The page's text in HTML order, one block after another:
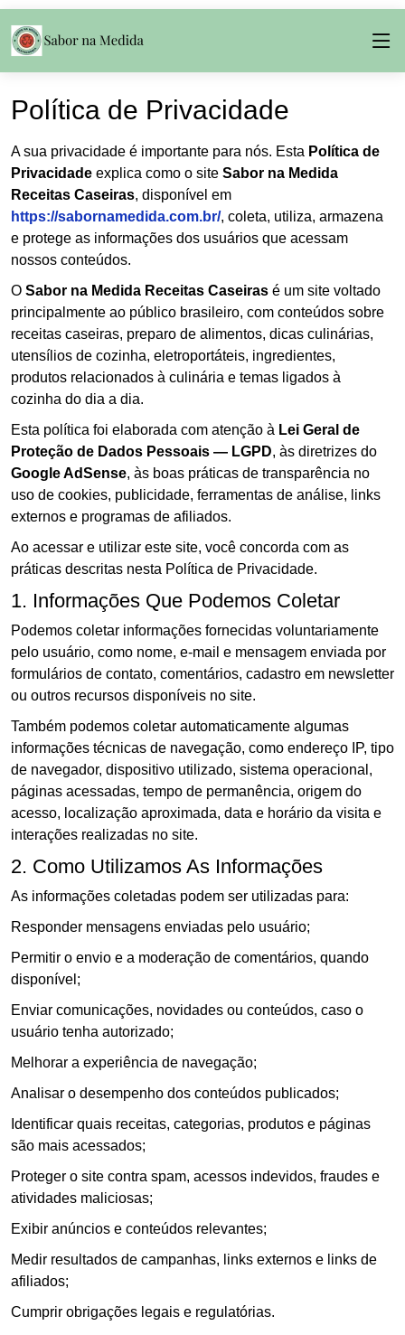
Política de Privacidade
A sua privacidade é importante para nós. Esta Política de
Privacidade explica como o site Sabor na Medida
Receitas Caseiras, disponível em
https://sabornamedida.com.br/, coleta, utiliza, armazena
e protege as informações dos usuários que acessam
nossos conteúdos.
O Sabor na Medida Receitas Caseiras é um site voltado
principalmente ao público brasileiro, com conteúdos sobre
receitas caseiras, preparo de alimentos, dicas culinárias,
utensílios de cozinha, eletroportáteis, ingredientes,
produtos relacionados à culinária e temas ligados à
cozinha do dia a dia.
Esta política foi elaborada com atenção à Lei Geral de
Proteção de Dados Pessoais — LGPD, às diretrizes do
Google AdSense, às boas práticas de transparência no
uso de cookies, publicidade, ferramentas de análise, links
externos e programas de afiliados.
Ao acessar e utilizar este site, você concorda com as
práticas descritas nesta Política de Privacidade.
1. Informações Que Podemos Coletar
Podemos coletar informações fornecidas voluntariamente
pelo usuário, como nome, e-mail e mensagem enviada por
formulários de contato, comentários, cadastro em newsletter
ou outros recursos disponíveis no site.
Também podemos coletar automaticamente algumas
informações técnicas de navegação, como endereço IP, tipo
de navegador, dispositivo utilizado, sistema operacional,
páginas acessadas, tempo de permanência, origem do
acesso, localização aproximada, data e horário da visita e
interações realizadas no site.
2. Como Utilizamos As Informações
As informações coletadas podem ser utilizadas para:
Responder mensagens enviadas pelo usuário;
Permitir o envio e a moderação de comentários, quando
disponível;
Enviar comunicações, novidades ou conteúdos, caso o
usuário tenha autorizado;
Melhorar a experiência de navegação;
Analisar o desempenho dos conteúdos publicados;
Identificar quais receitas, categorias, produtos e páginas
são mais acessados;
Proteger o site contra spam, acessos indevidos, fraudes e
atividades maliciosas;
Exibir anúncios e conteúdos relevantes;
Medir resultados de campanhas, links externos e links de
afiliados;
Cumprir obrigações legais e regulatórias.